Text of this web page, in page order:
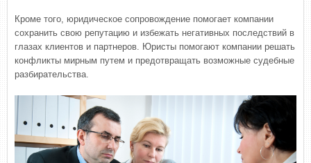
Кроме того, юридическое сопровождение помогает компании
сохранить свою репутацию и избежать негативных последствий в
глазах клиентов и партнеров. Юристы помогают компании решать
конфликты мирным путем и предотвращать возможные судебные
разбирательства.